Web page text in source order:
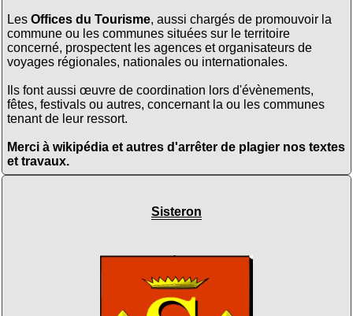
Les Offices du Tourisme, aussi chargés de promouvoir la
commune ou les communes situées sur le territoire
concerné, prospectent les agences et organisateurs de
voyages régionales, nationales ou internationales.
Ils font aussi œuvre de coordination lors d'évènements,
fêtes, festivals ou autres, concernant la ou les communes
tenant de leur ressort.
Merci à wikipédia et autres d'arrêter de plagier nos textes
et travaux.
Sisteron